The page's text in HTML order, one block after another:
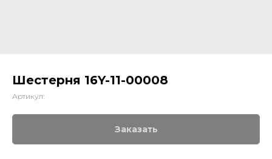
Шестерня 16Y-11-00008
Артикул:
Заказать